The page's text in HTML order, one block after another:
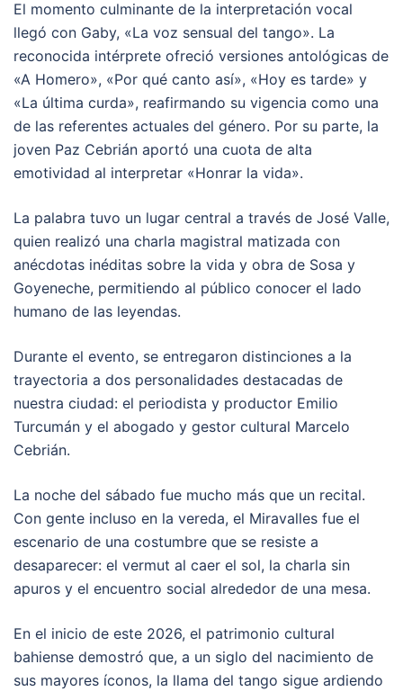
El momento culminante de la interpretación vocal
llegó con Gaby, «La voz sensual del tango». La
reconocida intérprete ofreció versiones antológicas de
«A Homero», «Por qué canto así», «Hoy es tarde» y
«La última curda», reafirmando su vigencia como una
de las referentes actuales del género. Por su parte, la
joven Paz Cebrián aportó una cuota de alta
emotividad al interpretar «Honrar la vida».
La palabra tuvo un lugar central a través de José Valle,
quien realizó una charla magistral matizada con
anécdotas inéditas sobre la vida y obra de Sosa y
Goyeneche, permitiendo al público conocer el lado
humano de las leyendas.
Durante el evento, se entregaron distinciones a la
trayectoria a dos personalidades destacadas de
nuestra ciudad: el periodista y productor Emilio
Turcumán y el abogado y gestor cultural Marcelo
Cebrián.
La noche del sábado fue mucho más que un recital.
Con gente incluso en la vereda, el Miravalles fue el
escenario de una costumbre que se resiste a
desaparecer: el vermut al caer el sol, la charla sin
apuros y el encuentro social alrededor de una mesa.
En el inicio de este 2026, el patrimonio cultural
bahiense demostró que, a un siglo del nacimiento de
sus mayores íconos, la llama del tango sigue ardiendo